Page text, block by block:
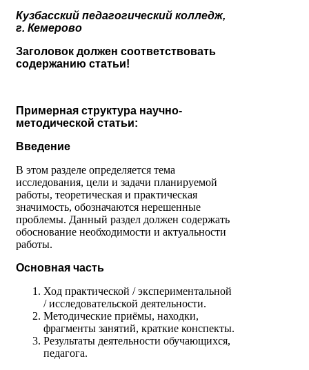
Кузбасский педагогический колледж,
г. Кемерово
Заголовок должен соответствовать
содержанию статьи!
Примерная структура научно-
методической статьи:
Введение
В этом разделе определяется тема
исследования, цели и задачи планируемой
работы, теоретическая и практическая
значимость, обозначаются нерешенные
проблемы. Данный раздел должен содержать
обоснование необходимости и актуальности
работы.
Основная часть
Ход практической / экспериментальной
/ исследовательской деятельности.
Методические приёмы, находки,
фрагменты занятий, краткие конспекты.
Результаты деятельности обучающихся,
педагога.